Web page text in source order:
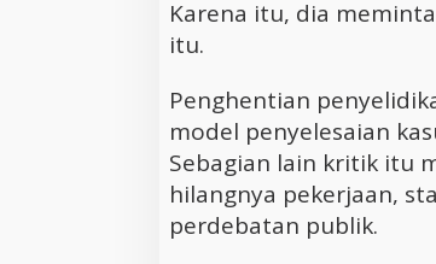
Karena itu, dia
itu.
Penghentian
model penyelesaian
Sebagian lain kritik itu
hilangnya pekerjaan,
perdebatan publik.